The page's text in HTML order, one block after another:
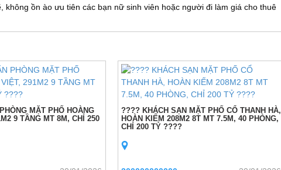
ồn ào ưu tiên các bạn nữ sinh viên hoặc người đi làm giá cho thuê
MẶT PHỐ HOÀNG
9 TẦNG MT 8M, CHỈ 250
???? KHÁCH SẠN MẶT PHỐ CỔ THANH HÀ,
HOÀN KIẾM 208M2 8T MT 7.5M, 40 PHÒNG,
CHỈ 200 TỶ ????